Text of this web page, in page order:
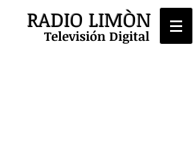
RADIO LIMÒN
Televisión Digital